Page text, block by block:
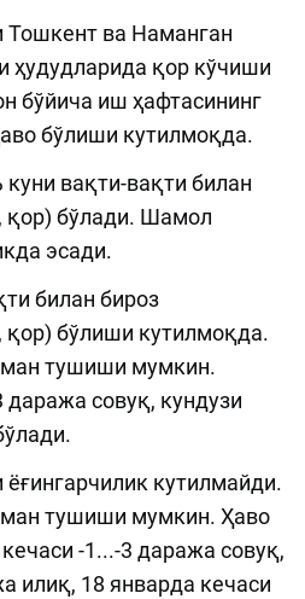
Тошкент ва Наманган
ҳудудларида қор кўчиши
бўйича иш ҳафтасининг
бўлиши кутилмоқда.
вақти-вақти билан
қор) бўлади. Шамол
эсади.
билан бироз
қор) бўлиши кутилмоқда.
тушиши мумкин.
даража совуқ, кундузи
ёғингарчилик кутилмайди.
тушиши мумкин. Ҳаво
-1...-3 даража совуқ,
илиқ, 18 январда кечаси